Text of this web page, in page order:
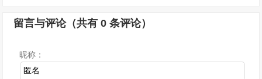
留言与评论（共有0 条评论）
昵称：